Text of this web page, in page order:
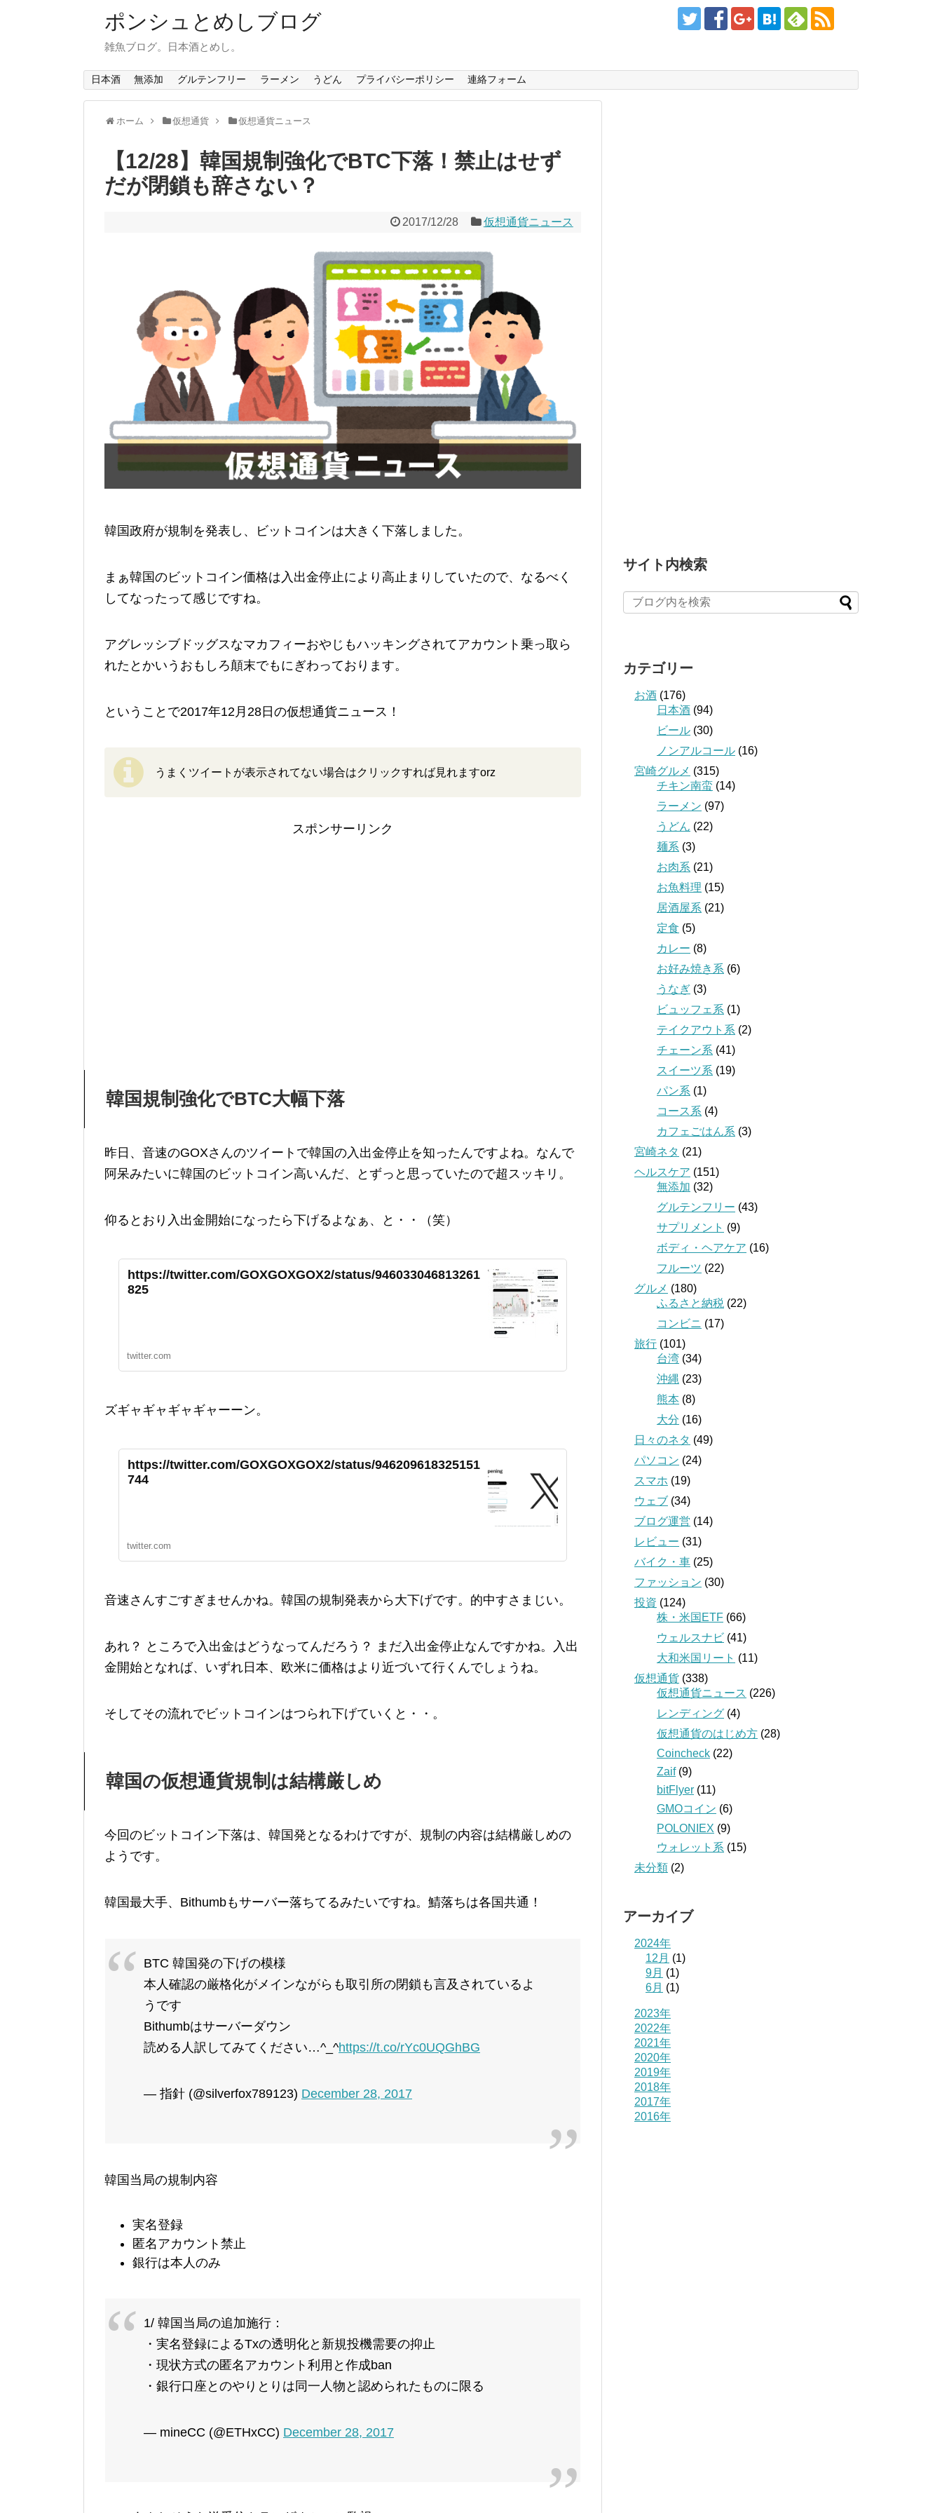
ポンシュとめしブログ
雑魚ブログ。日本酒とめし。
日本酒 無添加 グルテンフリー ラーメン うどん プライバシーポリシー 連絡フォーム
ホーム 仮想通貨 仮想通貨ニュース
【12/28】韓国規制強化でBTC下落！禁止はせず
だが閉鎖も辞さない？
2017/12/28 仮想通貨ニュース
韓国政府が規制を発表し、ビットコインは大きく下落しました。
まぁ韓国のビットコイン価格は入出金停止により高止まりしていたので、なるべく
してなったって感じですね。
アグレッシブドッグスなマカフィーおやじもハッキングされてアカウント乗っ取ら
れたとかいうおもしろ顛末でもにぎわっております。
ということで2017年12月28日の仮想通貨ニュース！
うまくツイートが表示されてない場合はクリックすれば見れますorz
スポンサーリンク
韓国規制強化でBTC大幅下落
昨日、音速のGOXさんのツイートで韓国の入出金停止を知ったんですよね。なんで
阿呆みたいに韓国のビットコイン高いんだ、とずっと思っていたので超スッキリ。
仰るとおり入出金開始になったら下げるよなぁ、と・・（笑）
https://twitter.com/GOXGOXGOX2/status/946033046813261
825
twitter.com
ズギャギャギャギャーーン。
https://twitter.com/GOXGOXGOX2/status/946209618325151
744
twitter.com
音速さんすごすぎませんかね。韓国の規制発表から大下げです。的中すさまじい。
あれ？ ところで入出金はどうなってんだろう？ まだ入出金停止なんですかね。入出
金開始となれば、いずれ日本、欧米に価格はより近づいて行くんでしょうね。
そしてその流れでビットコインはつられ下げていくと・・。
韓国の仮想通貨規制は結構厳しめ
今回のビットコイン下落は、韓国発となるわけですが、規制の内容は結構厳しめの
ようです。
韓国最大手、Bithumbもサーバー落ちてるみたいですね。鯖落ちは各国共通！
BTC 韓国発の下げの模様
本人確認の厳格化がメインながらも取引所の閉鎖も言及されているよ
うです
Bithumbはサーバーダウン
読める人訳してみてください…^_^https://t.co/rYc0UQGhBG
— 指針 (@silverfox789123) December 28, 2017
韓国当局の規制内容
実名登録
匿名アカウント禁止
銀行は本人のみ
1/ 韓国当局の追加施行：
・実名登録によるTxの透明化と新規投機需要の抑止
・現状方式の匿名アカウント利用と作成ban
・銀行口座とのやりとりは同一人物と認められたものに限る
— mineCC (@ETHxCC) December 28, 2017
サイト内検索
カテゴリー
お酒 (176)
日本酒 (94)
ビール (30)
ノンアルコール (16)
宮崎グルメ (315)
チキン南蛮 (14)
ラーメン (97)
うどん (22)
麺系 (3)
お肉系 (21)
お魚料理 (15)
居酒屋系 (21)
定食 (5)
カレー (8)
お好み焼き系 (6)
うなぎ (3)
ビュッフェ系 (1)
テイクアウト系 (2)
チェーン系 (41)
スイーツ系 (19)
パン系 (1)
コース系 (4)
カフェごはん系 (3)
宮崎ネタ (21)
ヘルスケア (151)
無添加 (32)
グルテンフリー (43)
サプリメント (9)
ボディ・ヘアケア (16)
フルーツ (22)
グルメ (180)
ふるさと納税 (22)
コンビニ (17)
旅行 (101)
台湾 (34)
沖縄 (23)
熊本 (8)
大分 (16)
日々のネタ (49)
パソコン (24)
スマホ (19)
ウェブ (34)
ブログ運営 (14)
レビュー (31)
バイク・車 (25)
ファッション (30)
投資 (124)
株・米国ETF (66)
ウェルスナビ (41)
大和米国リート (11)
仮想通貨 (338)
仮想通貨ニュース (226)
レンディング (4)
仮想通貨のはじめ方 (28)
Coincheck (22)
Zaif(9)
bitFlyer (11)
GMOコイン (6)
POLONIEX (9)
ウォレット系 (15)
未分類 (2)
アーカイブ
2024年
12月 (1)
9月 (1)
6月 (1)
2023年
2022年
2021年
2020年
2019年
2018年
2017年
2016年